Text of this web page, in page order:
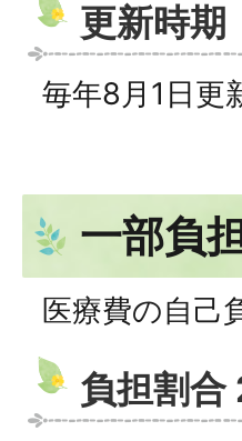
更新時期
毎年8月1日更
一部負
医療費の自己
負担割合